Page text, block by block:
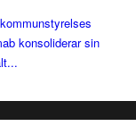
konsoliderar sin